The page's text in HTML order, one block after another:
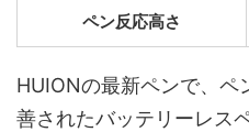
ペン反応高さ
HUIONの最新ペンで、ペ
善されたバッテリーレス